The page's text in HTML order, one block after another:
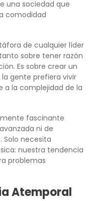
una sociedad que
comodidad
de cualquier líder
sobre tener razón
Es sobre crear un
gente prefiera vivir
a la complejidad de la
fascinante
ni de
Solo necesita
nuestra tendencia
problemas
Atemporal